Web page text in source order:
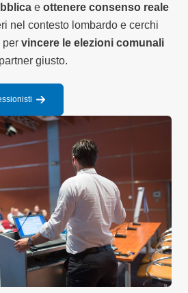
e ottenere consenso reale
nel contesto lombardo e cerchi
per vincere le elezioni comunali
giusto.